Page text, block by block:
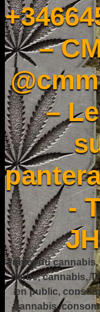
–
–
-
fumer du
herbe, cannabis,
en public,
cannabis,